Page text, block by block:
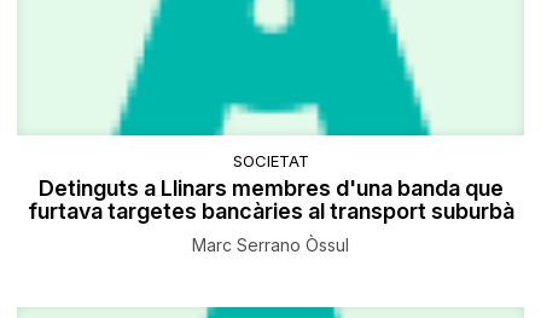
SOCIETAT
Detinguts a Llinars membres d'una banda que
furtava targetes bancàries al transport suburbà
Marc Serrano Òssul